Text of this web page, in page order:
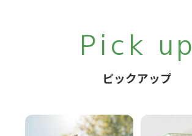
Pick up
ピックアップ